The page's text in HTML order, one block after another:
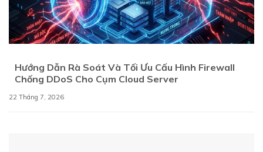
Hướng Dẫn Rà Soát Và Tối Ưu Cấu Hình Firewall
Chống DDoS Cho Cụm Cloud Server
22 Tháng 7, 2026